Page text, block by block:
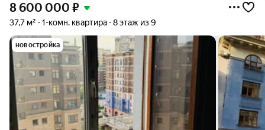
8 600 000 ₽
37,7 м² 1-комн. квартира 8 этаж из 9
новостройка